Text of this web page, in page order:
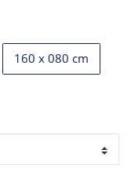
160 x 080 cm